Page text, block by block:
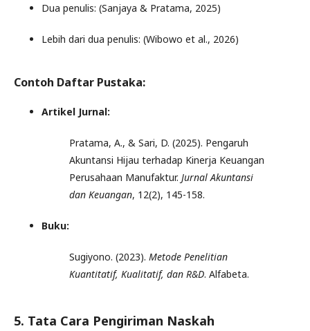
Dua penulis: (Sanjaya & Pratama, 2025)
Lebih dari dua penulis: (Wibowo et al., 2026)
Contoh Daftar Pustaka:
Artikel Jurnal:
Pratama, A., & Sari, D. (2025). Pengaruh
Akuntansi Hijau terhadap Kinerja Keuangan
Perusahaan Manufaktur. Jurnal Akuntansi
dan Keuangan, 12(2), 145-158.
Buku:
Sugiyono. (2023). Metode Penelitian
Kuantitatif, Kualitatif, dan R&D. Alfabeta.
5. Tata Cara Pengiriman Naskah